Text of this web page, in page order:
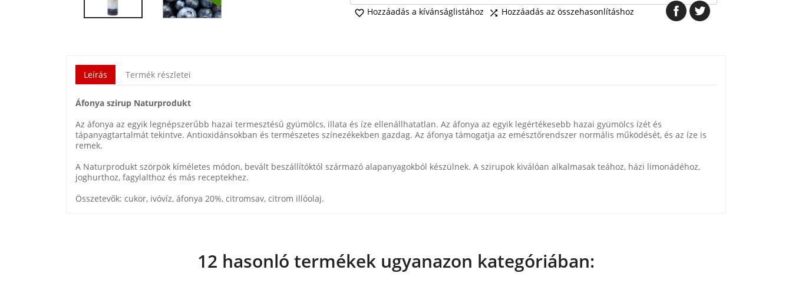
 Hozzáadás a kívánságlistához  Hozzáadás az összehasonlításhoz
Leírás Termék részletei
Áfonya szirup Naturprodukt
Az áfonya az egyik legnépszerűbb hazai termesztésű gyümölcs, illata és íze ellenállhatatlan. Az áfonya az egyik legértékesebb hazai gyümölcs ízét és
tápanyagtartalmát tekintve. Antioxidánsokban és természetes színezékekben gazdag. Az áfonya támogatja az emésztőrendszer normális működését, és az íze is
remek.
A Naturprodukt szörpök kíméletes módon, bevált beszállítóktól származó alapanyagokból készülnek. A szirupok kiválóan alkalmasak teához, házi limonádéhoz,
joghurthoz, fagylalthoz és más receptekhez.
Összetevők: cukor, ivóvíz, áfonya 20%, citromsav, citrom illóolaj.
12 hasonló termékek ugyanazon kategóriában: